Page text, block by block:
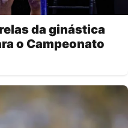
da ginástica
o Campeonato